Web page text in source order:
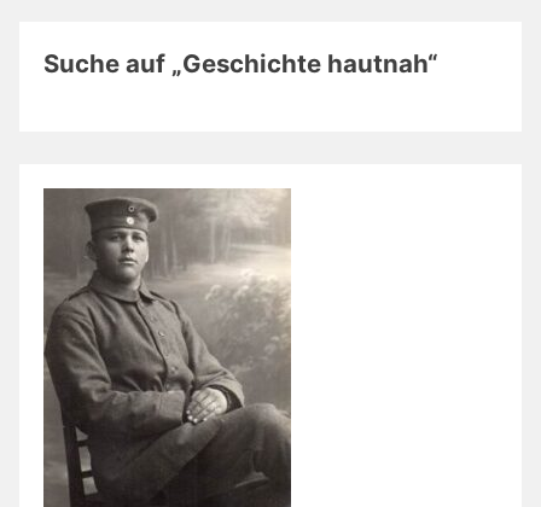
Suche auf „Geschichte hautnah“